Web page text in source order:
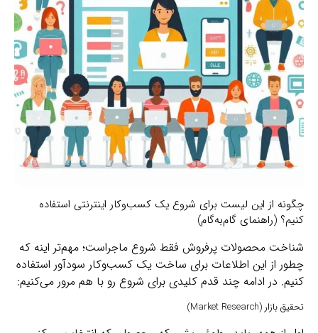
چگونه از این لیست برای شروع یک کسب‌وکار اینترنتی استفاده
کنیم؟ (راهنمای گام‌به‌گام)
شناخت محصولات پرفروش فقط شروع ماجراست؛ مهم‌تر اینه که
چطور از این اطلاعات برای ساخت یک کسب‌وکار سودآور استفاده
کنیم. در ادامه چند قدم کلیدی برای شروع رو با هم مرور می‌کنیم:
تحقیق بازار (Market Research)